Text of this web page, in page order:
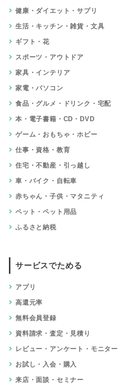
健康・ダイエット・サプリ
生活・キッチン・雑貨・文具
ギフト・花
スポーツ・アウトドア
家具・インテリア
家電・パソコン
食品・グルメ・ドリンク・宅配
本・電子書籍・CD・DVD
ゲーム・おもちゃ・ホビー
仕事・資格・教育
住宅・不動産・引っ越し
車・バイク・自転車
赤ちゃん・子供・マタニティ
ペット・ペット用品
ふるさと納税
サービスでためる
アプリ
高還元率
無料会員登録
資料請求・査定・見積り
レビュー・アンケート・モニター
お試し・入会・購入
来店・面談・セミナー